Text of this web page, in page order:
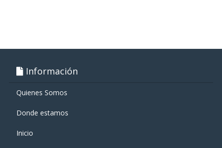
Información
Quienes Somos
Donde estamos
Inicio